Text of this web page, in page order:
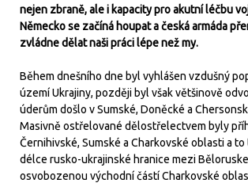
nejen zbraně, ale i kapacity pro akutní léčbu
Německo se začíná houpat a česká armáda
zvládne dělat naši práci lépe než my.
Během dnešního dne byl vyhlášen vzdušný
území Ukrajiny, později byl však většinově
úderům došlo v Sumské, Doněcké a
Masivně ostřelované dělostřelectvem byly
Černihivské, Sumské a Charkovské oblasti a
délce rusko-ukrajinské hranice mezi
osvobozenou východní částí Charkovské